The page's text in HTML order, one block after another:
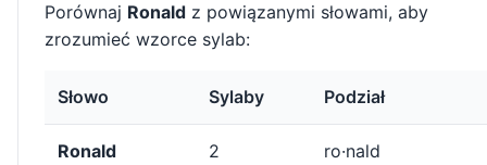
Porównaj Ronald z powiązanymi słowami, aby
zrozumieć wzorce sylab:
Słowo Sylaby Podział
Ronald 2 ro·nald